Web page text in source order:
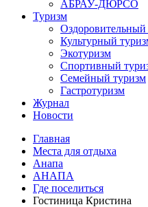
АБРАУ-ДЮРСО
Туризм
Оздоровительный
Культурный
Экотуризм
Спортивный
Семейный туризм
Гастротуризм
Журнал
Новости
Главная
Места для отдыха
Анапа
АНАПА
Где поселиться
Гостиница Кристина